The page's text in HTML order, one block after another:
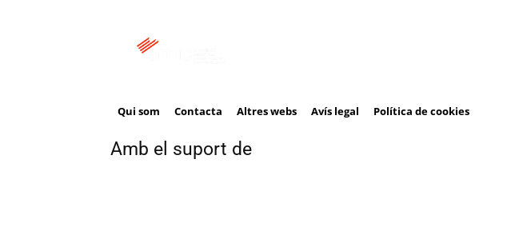
Qui som Contacta Altres webs Avís legal Política de cookies
Amb el suport de